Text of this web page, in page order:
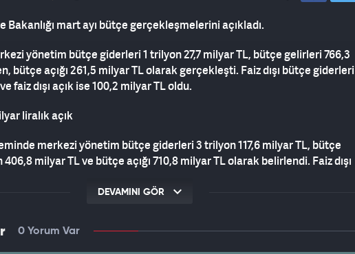
Bakanlığı mart ayı bütçe gerçekleşmelerini açıkladı.
yönetim bütçe giderleri 1 trilyon 27,7 milyar TL, bütçe gelirleri 766,3
bütçe açığı 261,5 milyar TL olarak gerçekleşti. Faiz dışı bütçe giderleri
faiz dışı açık ise 100,2 milyar TL oldu.
liralık açık
merkezi yönetim bütçe giderleri 3 trilyon 117,6 milyar TL, bütçe
milyar TL ve bütçe açığı 710,8 milyar TL olarak belirlendi. Faiz dışı
DEVAMINI GÖR
0 Yorum Var